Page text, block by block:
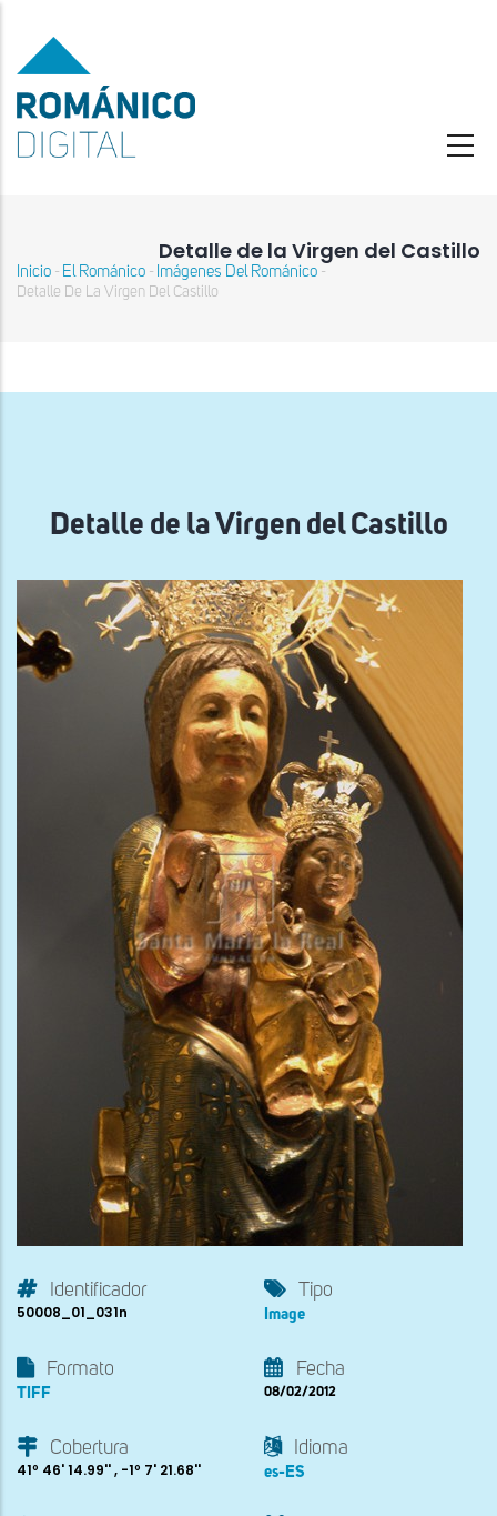
contenido
principal
Detalle de la Virgen del Castillo
Sobrescribir
ayuda
Inicio - El Románico - Imágenes Del Románico -
Detalle De La Virgen Del Castillo
Detalle de la Virgen del Castillo
Identificador
50008_01_031n
Tipo
Image
Formato
TIFF
Fecha
08/02/2012
Cobertura
41º 46' 14.99'' , -1º 7' 21.68''
Idioma
es-ES